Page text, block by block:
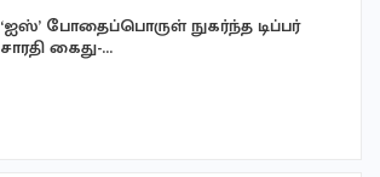
‘ஐஸ்’ போதைப்பொருள் நுகர்ந்த டிப்பர்
சாரதி கைது-…